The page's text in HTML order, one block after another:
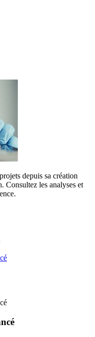
depuis sa création
Consultez les analyses et